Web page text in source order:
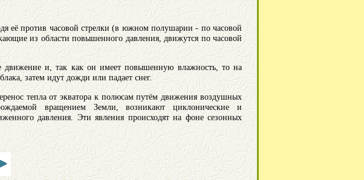
её против часовой стрелки (в южном полушарии - по часовой
из области повышенного давления, движутся по часовой
движение и, так как он имеет повышенную влажность, то на
затем идут дожди или падает снег.
тепла от экватора к полюсам путём движения воздушных
вращением Земли, возникают циклонические и
давления. Эти явления происходят на фоне сезонных